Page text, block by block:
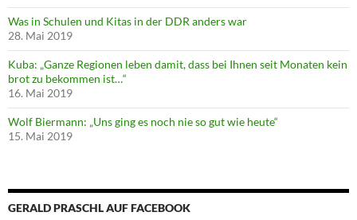
Was in Schulen und Kitas in der DDR anders war
28. Mai 2019
Kuba: „Ganze Regionen leben damit, dass bei Ihnen seit Monaten kein
brot zu bekommen ist…“
16. Mai 2019
Wolf Biermann: „Uns ging es noch nie so gut wie heute“
15. Mai 2019
GERALD PRASCHL AUF FACEBOOK